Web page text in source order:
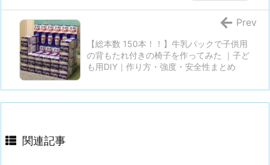
ポ
イ
ン
ト
が
ま
2.
【総本数 150本！！】牛乳パックで子供用
の背もたれ付きの椅子を作ってみた ｜子ど
も用DIY｜作り方・強度・安全性まとめ
Prev
関連記事